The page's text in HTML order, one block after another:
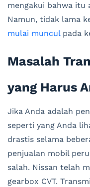
mengakui bahwa itu
Namun, tidak lama
mulai munculpada
Masalah
yang Harus
Jika Anda adalah
seperti yang Anda
drastis selama
penjualan mobil
salah. Nissan telah
gearbox CVT.